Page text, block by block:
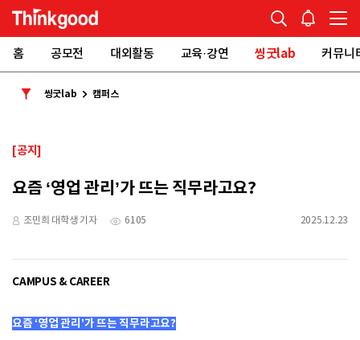
홈 공모전 대외활동 교육·강연 씽굿lab 커뮤니
씽굿lab 캠퍼스
[공지]
요즘 ‘영업 관리’가 뜨는 직무라고요?
조민희 대학생 기자 6105 2025.12.23
CAMPUS & CAREER
요즘 ‘영업 관리’가 뜨는 직무라고요?